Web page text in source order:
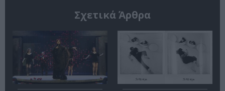
Σχετικά Άρθρα